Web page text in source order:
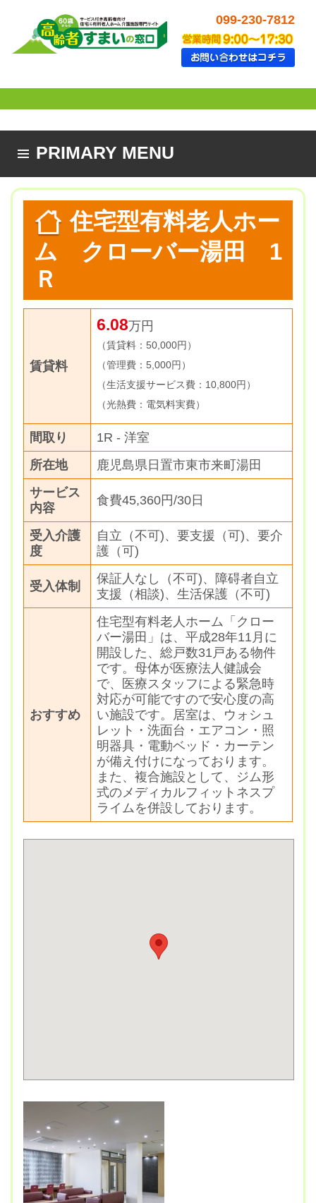
099-230-7812
PRIMARY MENU
SKIP TO CONTENT
住宅型有料老人ホー
ム クローバー湯田 1
Ｒ
賃貸料
6.08万円
（賃貸料：50,000円）
（管理費：5,000円）
（生活支援サービス費：10,800円）
（光熱費：電気料実費）
間取り
1R - 洋室
所在地
鹿児島県日置市東市来町湯田
サービス
内容
食費45,360円/30日
受入介護
度
自立（不可)、要支援（可)、要介
護（可)
受入体制
保証人なし（不可)、障碍者自立
支援（相談)、生活保護（不可)
おすすめ
住宅型有料老人ホーム「クロー
バー湯田」は、平成28年11月に
開設した、総戸数31戸ある物件
です。母体が医療法人健誠会
で、医療スタッフによる緊急時
対応が可能ですので安心度の高
い施設です。居室は、ウォシュ
レット・洗面台・エアコン・照
明器具・電動ベッド・カーテン
が備え付けになっております。
また、複合施設として、ジム形
式のメディカルフィットネスプ
ライムを併設しております。